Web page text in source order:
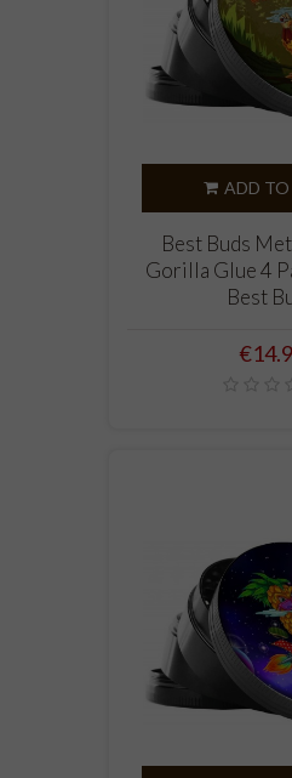
ADD
Best Buds
Gorilla Glue 4
Best
Price